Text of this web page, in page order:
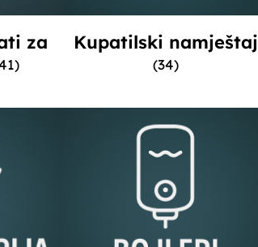
za
Kupatilski namještaj
(34)